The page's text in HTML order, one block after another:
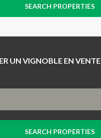
UN VIGNOBLE EN VENTE